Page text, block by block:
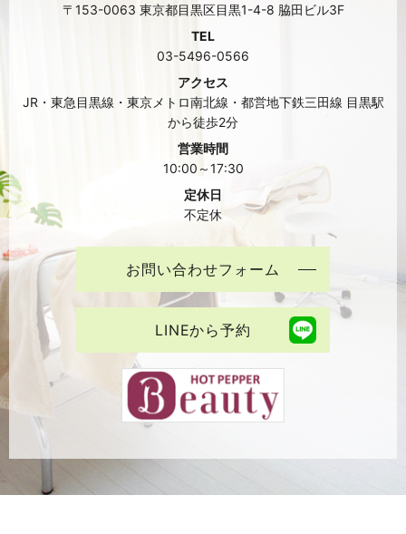
〒153-0063 東京都目黒区目黒1-4-8 脇田ビル3F
TEL
03-5496-0566
アクセス
JR・東急目黒線・東京メトロ南北線・都営地下鉄三田線 目黒駅
から徒歩2分
営業時間
10:00～17:30
定休日
不定休
お問い合わせフォーム
LINEから予約